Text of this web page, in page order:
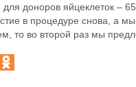
доноров яйцеклеток –
в процедуре снова, а
то во второй раз мы